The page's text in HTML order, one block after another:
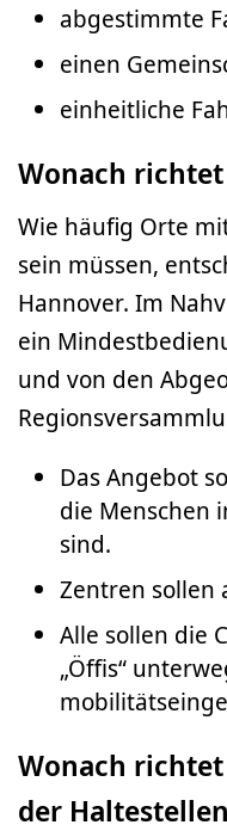
abgestimmte
einen
einheitliche
Wonach
Wie häufig Orte
sein müssen,
Hannover. Im
ein
und von den
Das Angebot
die Menschen
sind.
Zentren sollen
Alle sollen die
„Öffis“
Wonach
der